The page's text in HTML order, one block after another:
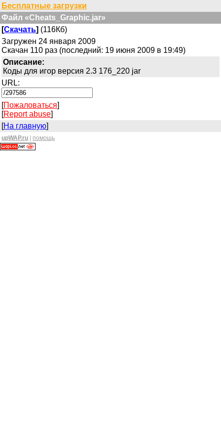
Бесплатные загрузки
Файл «Cheats_Graphic.jar»
[Скачать] (116Кб)
Загружен 24 января 2009
Скачан 110 раз (последний: 19 июня 2009 в 19:49)
Описание:
Коды для игор версия 2.3 176_220 jar
URL:
[Пожаловаться]
[Report abuse]
[На главную]
upWAP.ru помощь